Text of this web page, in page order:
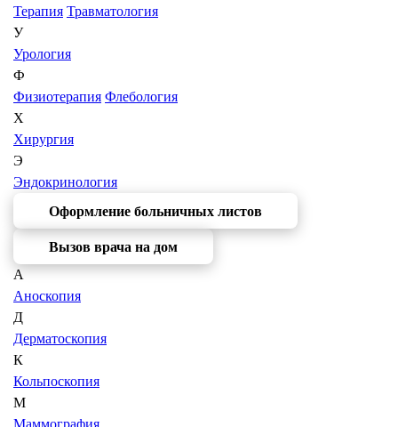
Терапия Травматология
У
Урология
Ф
Физиотерапия Флебология
Х
Хирургия
Э
Эндокринология
Оформление больничных листов
Вызов врача на дом
А
Аноскопия
Д
Дерматоскопия
К
Кольпоскопия
М